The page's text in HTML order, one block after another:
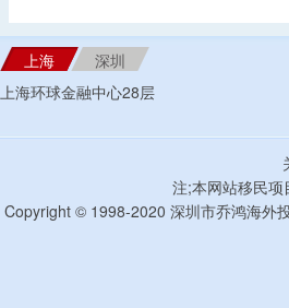
上海
深圳
上海环球金融中心28层
注;本网站移民
Copyright © 1998-2020 深圳市乔鸿海外